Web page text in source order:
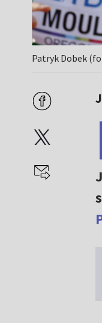
Patryk Dobek